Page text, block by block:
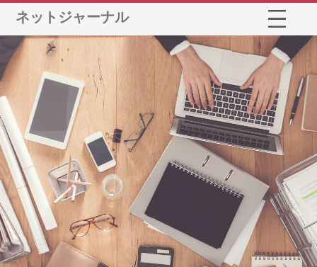
ネットジャーナル